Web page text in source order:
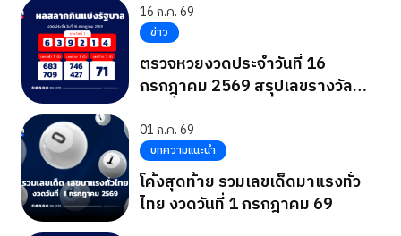
16 ก.ค. 69
ข่าว
ตรวจหวยงวดประจำวันที่ 16
กรกฎาคม 2569 สรุปเลขรางวัล
01 ก.ค. 69
บทความแนะนำ
โค้งสุดท้าย รวมเลขเด็ดมาแรงทั่ว
ไทย งวดวันที่ 1 กรกฎาคม 69